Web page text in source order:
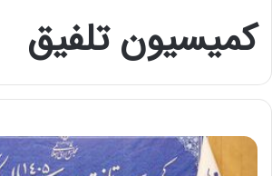
کمیسیون تلفیق